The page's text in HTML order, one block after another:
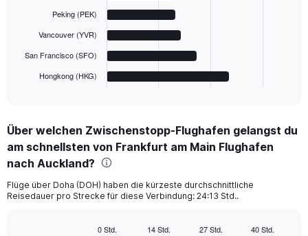
has
Range:
6
categories.
chart
has
Peking (PEK)
Vancouver (YVR)
San Francisco (SFO)
Hongkong (HKG)
Über welchen Zwischenstopp-Flughafen gelangst du
am schnellsten von Frankfurt am Main Flughafen
nach Auckland?
Flüge über Doha (DOH) haben die kürzeste durchschnittliche
Reisedauer pro Strecke für diese Verbindung: 24:13 Std..
0 Std. 14 Std. 27 Std. 40 Std.